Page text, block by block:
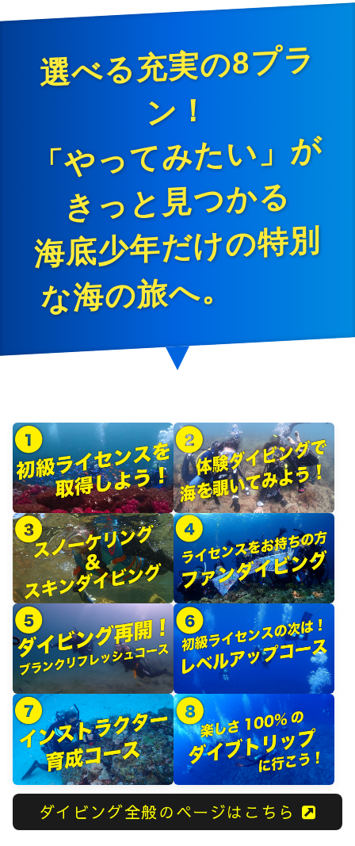
選
べ
る
充
実
の8
プ
ラ
ン
！
「
や
っ
て
み
た
い
」
が
き
っ
と
見
つ
か
る
海
底
少
年
だ
け
の
特
別
な
海
の
旅
へ
。
ダイビング全般のページはこちら